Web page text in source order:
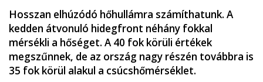
Hosszan elhúzódó hőhullámra számíthatunk. A
kedden átvonuló hidegfront néhány fokkal
mérsékli a hőséget. A 40 fok körüli értékek
megszűnnek, de az ország nagy részén továbbra is
35 fok körül alakul a csúcshőmérséklet.